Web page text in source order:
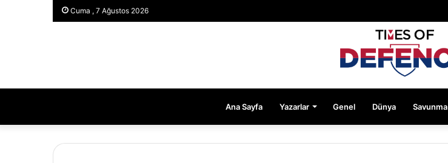
Cuma , 7 Ağustos 2026
Ana Sayfa Yazarlar Genel Dünya Savunma